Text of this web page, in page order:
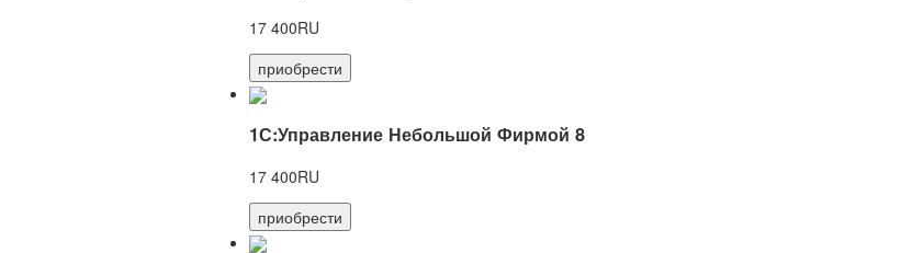
17 400RU
приобрести
1С:Управление Небольшой Фирмой 8
17 400RU
приобрести